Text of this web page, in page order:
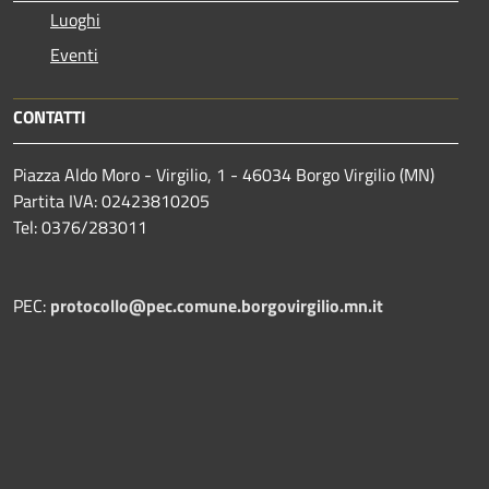
Luoghi
Eventi
CONTATTI
Piazza Aldo Moro - Virgilio, 1 - 46034 Borgo Virgilio (MN)
Partita IVA: 02423810205
Tel: 0376/283011
PEC: protocollo@pec.comune.borgovirgilio.mn.it